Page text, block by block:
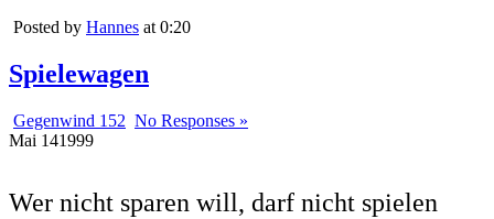
Posted by Hannes at 0:20
Spielewagen
Gegenwind 152 No Responses »
Mai 141999
Wer nicht sparen will, darf nicht spielen